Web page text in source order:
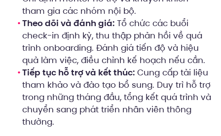
tham gia các nhóm nội bộ.
Theo dõi và đánh giá: Tổ chức các buổi
check-in định kỳ, thu thập phản hồi về quá
trình onboarding. Đánh giá tiến độ và hiệu
quả làm việc, điều chỉnh kế hoạch nếu cần.
Tiếp tục hỗ trợ và kết thúc: Cung cấp tài liệu
tham khảo và đào tạo bổ sung. Duy trì hỗ trợ
trong những tháng đầu, tổng kết quá trình và
chuyển sang phát triển nhân viên thông
thường.